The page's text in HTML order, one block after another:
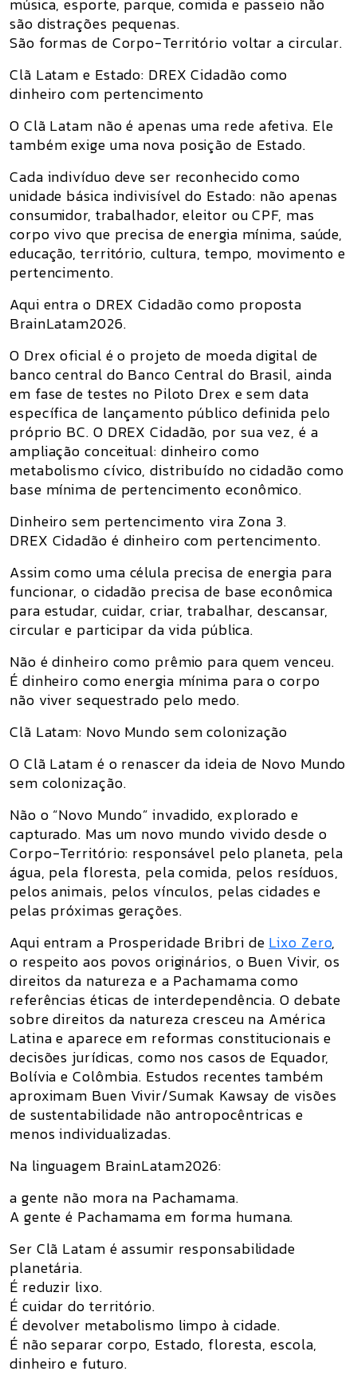
música, esporte, parque, comida e passeio não
são distrações pequenas.
São formas de Corpo-Território voltar a circular.
Clã Latam e Estado: DREX Cidadão como
dinheiro com pertencimento
O Clã Latam não é apenas uma rede afetiva. Ele
também exige uma nova posição de Estado.
Cada indivíduo deve ser reconhecido como
unidade básica indivisível do Estado: não apenas
consumidor, trabalhador, eleitor ou CPF, mas
corpo vivo que precisa de energia mínima, saúde,
educação, território, cultura, tempo, movimento e
pertencimento.
Aqui entra o DREX Cidadãocomo proposta
BrainLatam2026.
O Drex oficial é o projeto de moeda digital de
banco central do Banco Central do Brasil, ainda
em fase de testes no Piloto Drex e sem data
específica de lançamento público definida pelo
próprio BC. O DREX Cidadão, por sua vez, é a
ampliação conceitual: dinheiro como
metabolismo cívico, distribuído no cidadão como
base mínima de pertencimento econômico.
Dinheiro sem pertencimento vira Zona 3.
DREX Cidadão é dinheiro com pertencimento.
Assim como uma célula precisa de energia para
funcionar, o cidadão precisa de base econômica
para estudar, cuidar, criar, trabalhar, descansar,
circular e participar da vida pública.
Não é dinheiro como prêmio para quem venceu.
É dinheiro como energia mínima para o corpo
não viver sequestrado pelo medo.
Clã Latam: Novo Mundo sem colonização
O Clã Latam é o renascer da ideia de Novo Mundo
sem colonização.
Não o “Novo Mundo” invadido, explorado e
capturado. Mas um novo mundo vivido desde o
Corpo-Território: responsável pelo planeta, pela
água, pela floresta, pela comida, pelos resíduos,
pelos animais, pelos vínculos, pelas cidades e
pelas próximas gerações.
Aqui entram a Prosperidade Bribri de Lixo Zero,
o respeito aos povos originários, o Buen Vivir, os
direitos da natureza e a Pachamama como
referências éticas de interdependência. O debate
sobre direitos da natureza cresceu na América
Latina e aparece em reformas constitucionais e
decisões jurídicas, como nos casos de Equador,
Bolívia e Colômbia. Estudos recentes também
aproximam Buen Vivir/Sumak Kawsay de visões
de sustentabilidade não antropocêntricas e
menos individualizadas.
Na linguagem BrainLatam2026:
a gente não mora na Pachamama.
A gente é Pachamama em forma humana.
Ser Clã Latam é assumir responsabilidade
planetária.
É reduzir lixo.
É cuidar do território.
É devolver metabolismo limpo à cidade.
É não separar corpo, Estado, floresta, escola,
dinheiro e futuro.